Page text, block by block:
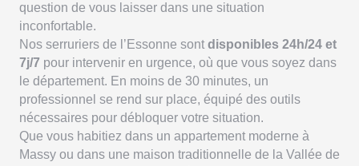
question de vous laisser dans une situation
inconfortable.
Nos serruriers de l’Essonne sont disponibles 24h/24 et
7j/7 pour intervenir en urgence, où que vous soyez dans
le département. En moins de 30 minutes, un
professionnel se rend sur place, équipé des outils
nécessaires pour débloquer votre situation.
Que vous habitiez dans un appartement moderne à
Massy ou dans une maison traditionnelle de la Vallée de